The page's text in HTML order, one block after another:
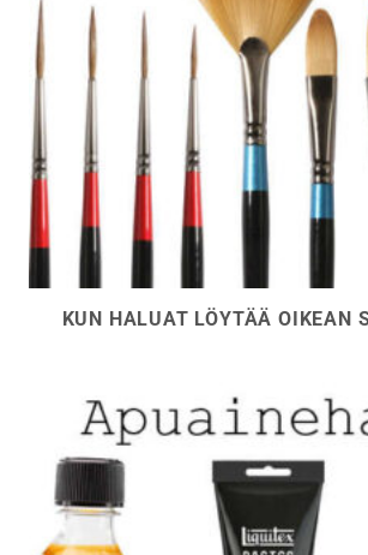
KUN HALUAT LÖYTÄÄ OIKEAN